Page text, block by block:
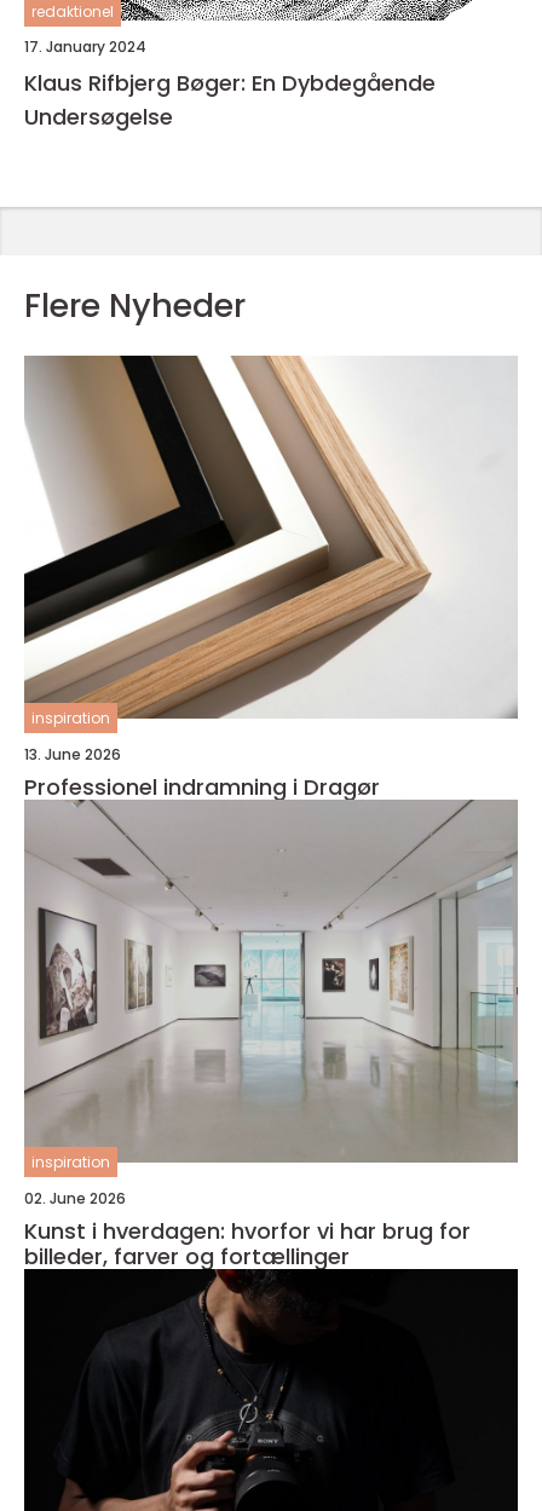
redaktionel
17. January 2024
Klaus Rifbjerg Bøger: En Dybdegående
Undersøgelse
Flere Nyheder
inspiration
13. June 2026
Professionel indramning i Dragør
inspiration
02. June 2026
Kunst i hverdagen: hvorfor vi har brug for
billeder, farver og fortællinger